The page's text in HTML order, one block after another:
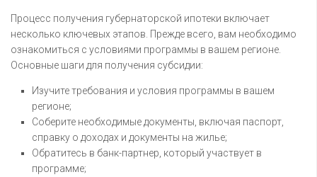
Процесс получения губернаторской ипотеки включает
несколько ключевых этапов. Прежде всего, вам необходимо
ознакомиться с условиями программы в вашем регионе.
Основные шаги для получения субсидии:
Изучите требования и условия программы в вашем
регионе;
Соберите необходимые документы, включая паспорт,
справку о доходах и документы на жилье;
Обратитесь в банк-партнер, который участвует в
программе;